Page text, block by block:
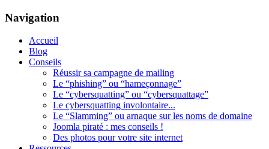
Navigation
Accueil
Blog
Conseils
Réussir sa campagne de mailing
Le “phishing” ou “hameçonnage”
Le “cybersquatting” ou “cybersquattage”
Le cybersquatting involontaire...
Le “Slamming” ou arnaque sur les noms de domaine
Joomla piraté : mes conseils !
Des photos pour votre site internet